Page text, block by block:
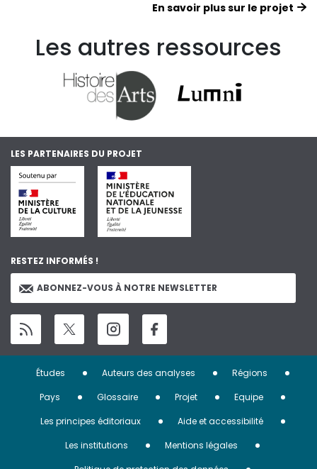
En savoir plus sur le projet
Les autres ressources
LES PARTENAIRES DU PROJET
RESTEZ INFORMÉS !
ABONNEZ-VOUS À NOTRE NEWSLETTER
Menu
Pied
page
Études Auteurs des analyses
Régions
Pays
Glossaire Projet
Equipe
Les principes éditoriaux
Aide et accessibilité
Les institutions
Mentions légales